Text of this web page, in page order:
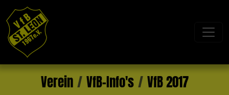
Verein VfB-Info's
VfB 2017